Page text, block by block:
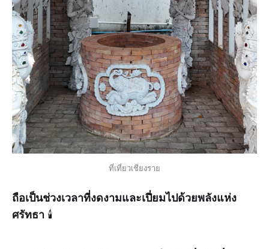
ที่เที่ยวเชียงราย
ถือเป็นช่วงเวลาที่งดงามและเปี่ยมไปด้วยพลังแห่ง
ศรัทธา 🕯️